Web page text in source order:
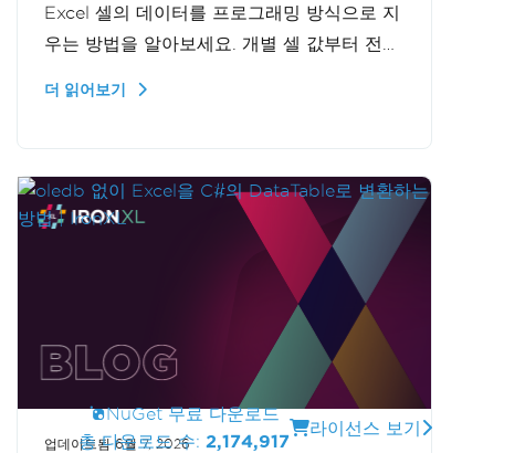
Excel 셀의 데이터를 프로그래밍 방식으로 지
우는 방법을 알아보세요. 개별 셀 값부터 전체
더 읽어보기
업데이트됨6월 7, 2026
NuGet 무료 다운로드
총 다운로드 수: 2,174,917
라이선스 보기